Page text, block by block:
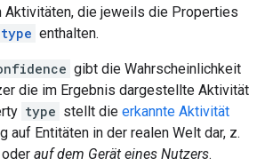
Aktivitäten, die jeweils die Properties
type enthalten.
gibt die Wahrscheinlichkeit
die im Ergebnis dargestellte Aktivität
type stellt die erkannte Aktivität
auf Entitäten in der realen Welt dar, z.
oder auf dem Gerät eines Nutzers.